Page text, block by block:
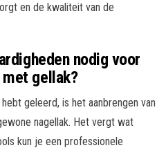
en de kwaliteit van de
nodig voor
met gellak?
geleerd, is het aanbrengen van
nagellak. Het vergt wat
kun je een professionele